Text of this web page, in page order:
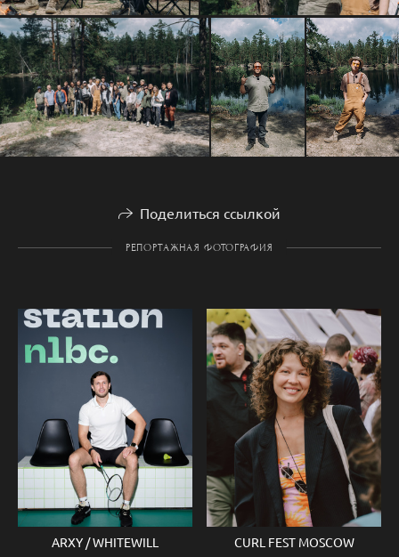
Поделиться ссылкой
РЕПОРТАЖНАЯ ФОТОГРАФИЯ
ARXY / WHITEWILL CURL FEST MOSCOW